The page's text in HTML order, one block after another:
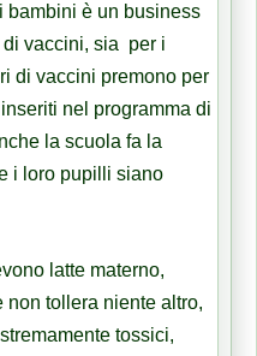
bambini è un business
di vaccini, sia per i
di vaccini premono per
nel programma di
la scuola fa la
i loro pupilli siano
latte materno,
non tollera niente altro,
tossici,